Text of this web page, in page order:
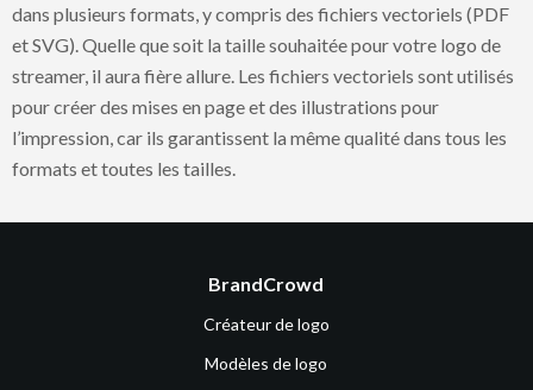
dans plusieurs formats, y compris des fichiers vectoriels (PDF
et SVG). Quelle que soit la taille souhaitée pour votre logo de
streamer, il aura fière allure. Les fichiers vectoriels sont utilisés
pour créer des mises en page et des illustrations pour
l’impression, car ils garantissent la même qualité dans tous les
formats et toutes les tailles.
BrandCrowd
Créateur de logo
Modèles de logo